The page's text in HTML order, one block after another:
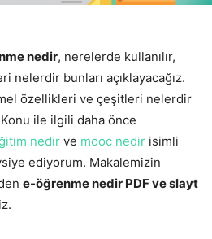
nedir, nerelerde kullanılır,
nelerdir bunları açıklayacağız.
özellikleri ve çeşitleri nelerdir
ile ilgili daha önce
nedir ve mooc nedir isimli
ediyorum. Makalemizin
e-öğrenme nedir PDF ve slayt